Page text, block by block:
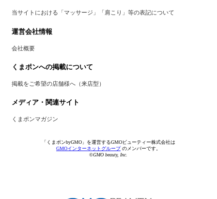
当サイトにおける「マッサージ」「肩こり」等の表記について
運営会社情報
会社概要
くまポンへの掲載について
掲載をご希望の店舗様へ（来店型）
メディア・関連サイト
くまポンマガジン
「くまポンbyGMO」を運営するGMOビューティー株式会社は
GMOインターネットグループのメンバーです。
©GMO beauty, Inc.